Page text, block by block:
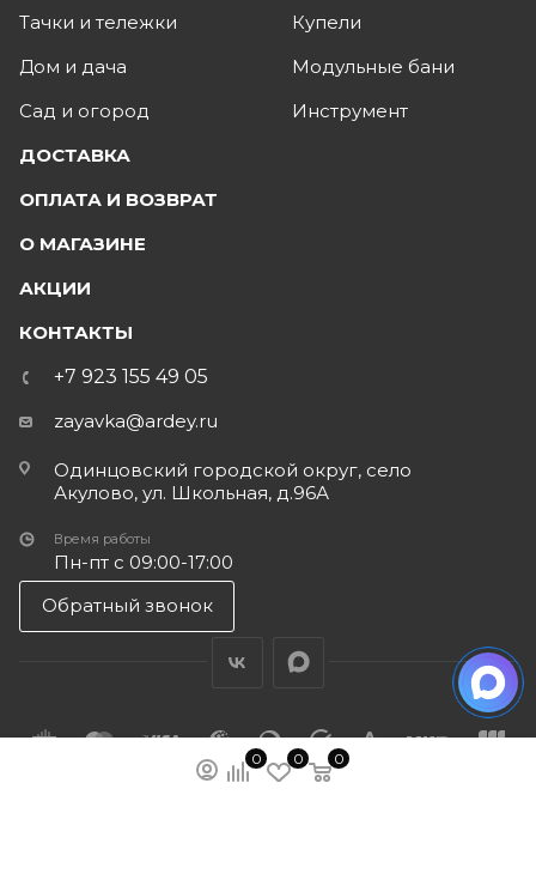
0 0 0
Тачки и тележки
Дом и дача
Сад и огород
Купели
Модульные бани
Инструмент
ДОСТАВКА
ОПЛАТА И ВОЗВРАТ
О МАГАЗИНЕ
АКЦИИ
КОНТАКТЫ
+7 923 155 49 05
zayavka@ardey.ru
Одинцовский городской округ, село
Акулово, ул. Школьная, д.96А
Время работы
Пн-пт с 09:00-17:00
Обратный звонок